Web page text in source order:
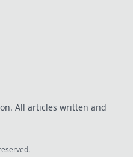
All articles written and